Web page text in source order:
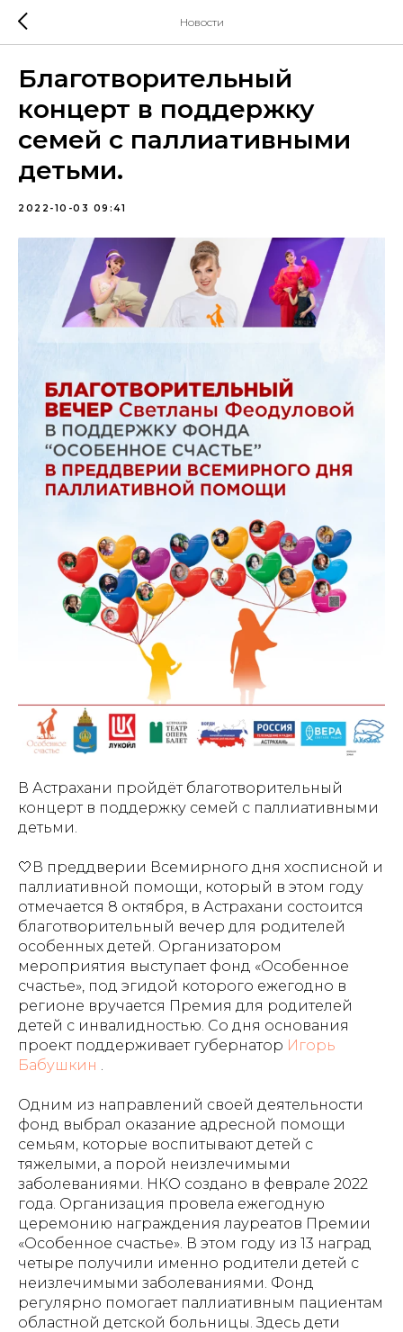
Новости
Благотворительный
концерт в поддержку
семей с паллиативными
детьми.
2022-10-03 09:41
В Астрахани пройдёт благотворительный
концерт в поддержку семей с паллиативными
детьми.
🤍В преддверии Всемирного дня хосписной и
паллиативной помощи, который в этом году
отмечается 8 октября, в Астрахани состоится
благотворительный вечер для родителей
особенных детей. Организатором
мероприятия выступает фонд «Особенное
счастье», под эгидой которого ежегодно в
регионе вручается Премия для родителей
детей с инвалидностью. Со дня основания
проект поддерживает губернатор Игорь
Бабушкин
Одним из направлений своей деятельности
фонд выбрал оказание адресной помощи
семьям, которые воспитывают детей с
тяжелыми, а порой неизлечимыми
заболеваниями. НКО создано в феврале 2022
года. Организация провела ежегодную
церемонию награждения лауреатов Премии
«Особенное счастье». В этом году из 13 наград
четыре получили именно родители детей с
неизлечимыми заболеваниями. Фонд
регулярно помогает паллиативным пациентам
областной детской больницы. Здесь дети